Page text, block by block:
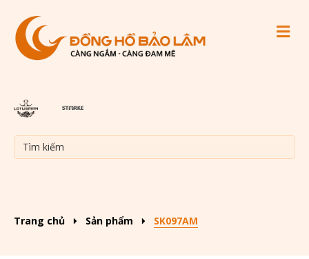
Trang chủ Sản phẩm SK097AM